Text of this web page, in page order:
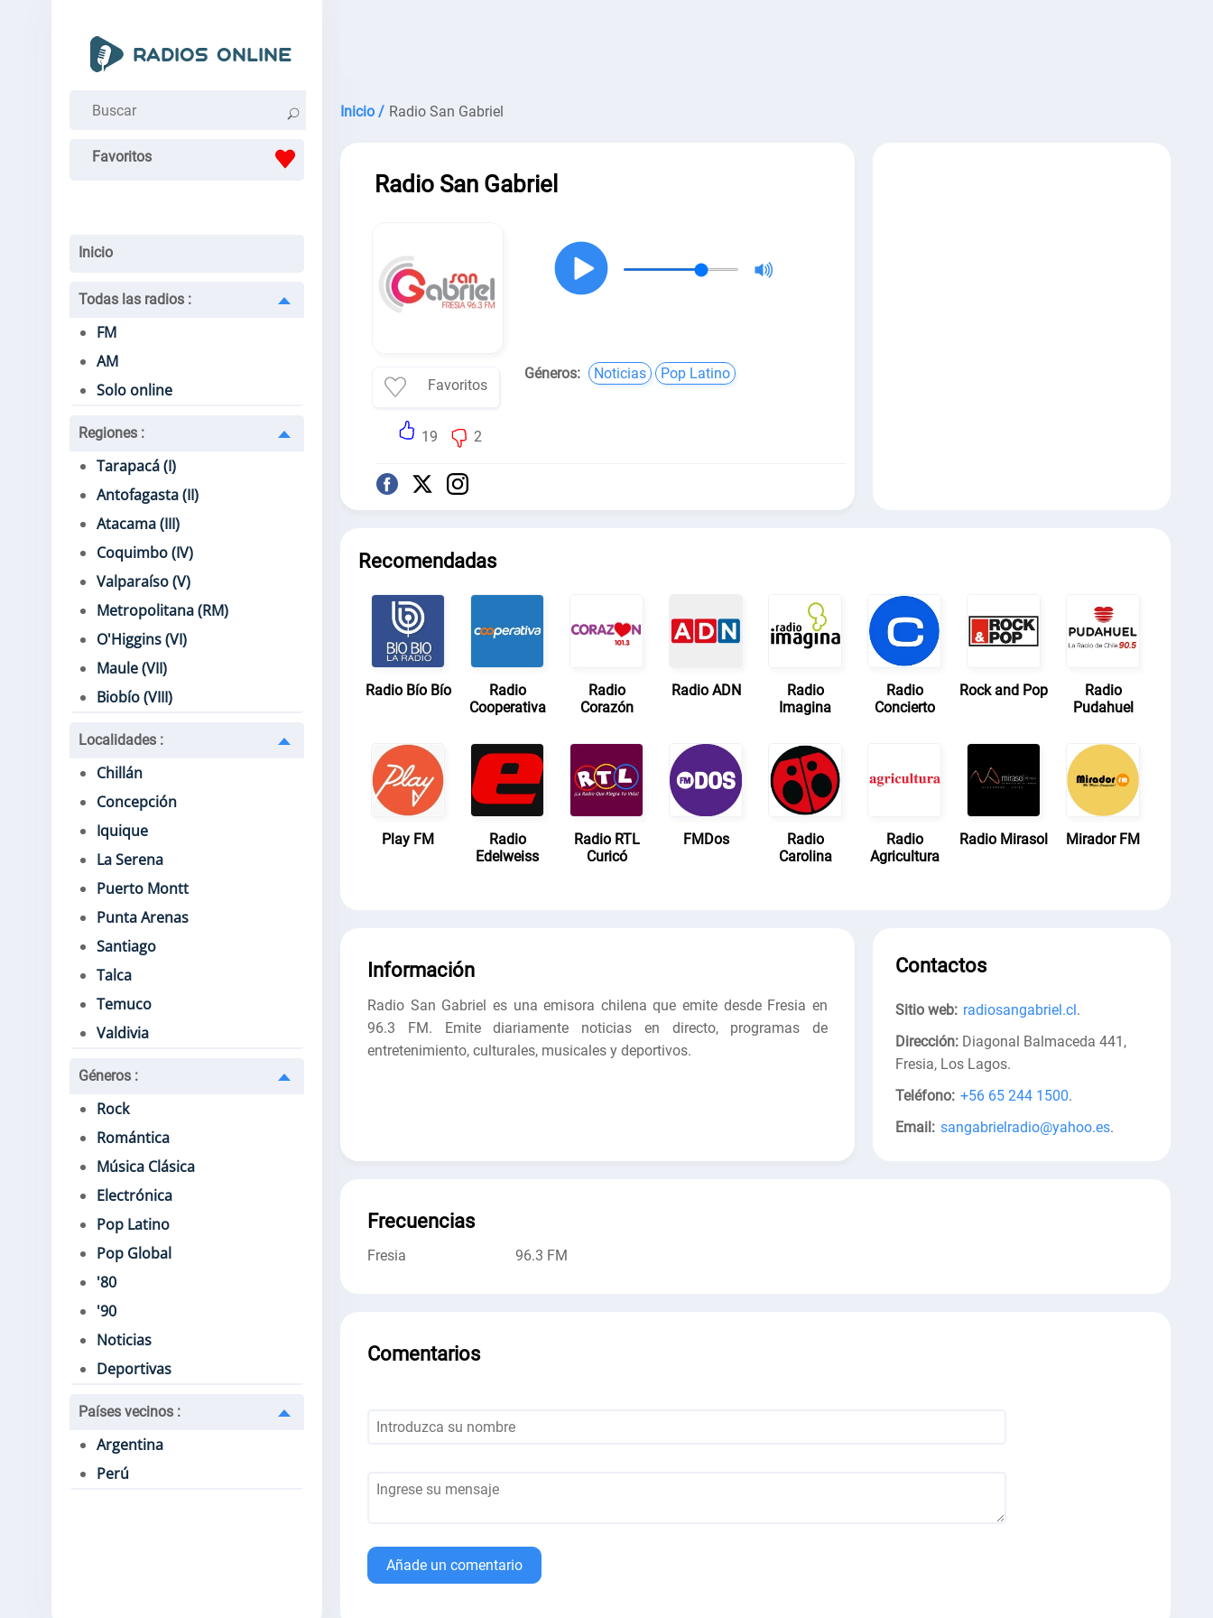
Favoritos
Inicio
Todas las radios :
FM
AM
Solo online
Regiones :
Tarapacá (I)
Antofagasta (II)
Atacama (III)
Coquimbo (IV)
Valparaíso (V)
Metropolitana (RM)
O'Higgins (VI)
Maule (VII)
Biobío (VIII)
Localidades :
Chillán
Concepción
Iquique
La Serena
Puerto Montt
Punta Arenas
Santiago
Talca
Temuco
Valdivia
Géneros :
Rock
Romántica
Música Clásica
Electrónica
Pop Latino
Pop Global
'80
'90
Noticias
Deportivas
Países vecinos :
Argentina
Perú
Inicio / Radio San Gabriel
Radio San Gabriel
Favoritos
19 2
Géneros: Noticias Pop Latino
Recomendadas
Radio Bío Bío
Radio
Cooperativa
Radio
Corazón
Radio ADN
Radio
Imagina
Radio
Concierto
Rock and Pop
Radio
Pudahuel
Play FM
Radio
Edelweiss
Radio RTL
Curicó
FMDos
Radio
Carolina
Radio
Agricultura
Radio Mirasol Mirador FM
Información
Radio San Gabriel es una emisora chilena que emite desde Fresia en
96.3 FM. Emite diariamente noticias en directo, programas de
entretenimiento, culturales, musicales y deportivos.
Contactos
Sitio web: radiosangabriel.cl.
Dirección: Diagonal Balmaceda 441,
Fresia, Los Lagos.
Teléfono: +56 65 244 1500.
Email: sangabrielradio@yahoo.es.
Frecuencias
Fresia 96.3 FM
Comentarios
Añade un comentario